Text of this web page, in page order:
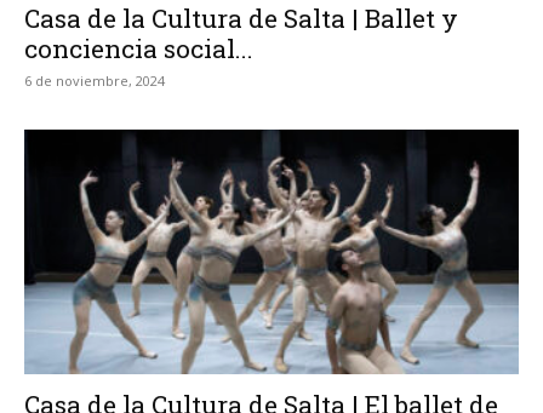
Casa de la Cultura de Salta | Ballet y
conciencia social...
6 de noviembre, 2024
Casa de la Cultura de Salta | El ballet de